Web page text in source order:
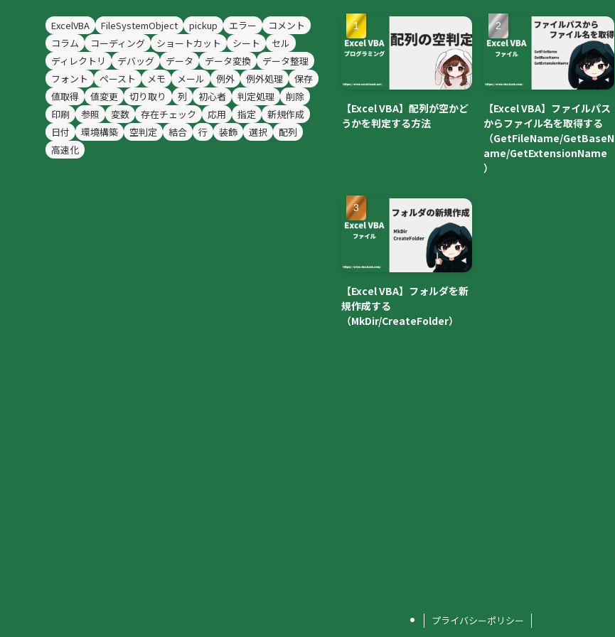
ExcelVBA FileSystemObject pickup エラー
コメント
コラム
コーディング ショートカット シート
セル
ディレクトリ
デバッグ データ データ変換
データ整理
フォント
ペースト メモ メール 例外 例外処理
保存
値取得
値変更 切り取り 列 初心者 判定処理
削除
印刷
参照 変数 存在チェック 応用 指定
新規作成
日付
環境構築 空判定 結合 行 装飾 選択
配列
高速化
【Excel VBA】配列が空かど
うかを判定する方法
【Excel VBA】ファイルパス
からファイル名を取得する
（GetFileName/GetBaseN
ame/GetExtensionName
）
【Excel VBA】フォルダを新
規作成する
（MkDir/CreateFolder）
プライバシーポリシー